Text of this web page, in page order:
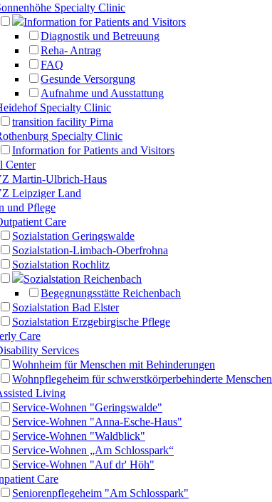
Specialty Clinic
Information for Patients and Visitors
Diagnostik und Betreuung
Reha- Antrag
FAQ
Gesunde Versorgung
Aufnahme und Ausstattung
Specialty Clinic
transition facility Pirna
Specialty Clinic
Information for Patients and Visitors
Center
Martin-Ulbrich-Haus
Leipziger Land
und Pflege
Care
Sozialstation Geringswalde
Sozialstation-Limbach-Oberfrohna
Sozialstation Rochlitz
Sozialstation Reichenbach
Begegnungsstätte Reichenbach
Sozialstation Bad Elster
Sozialstation Erzgebirgische Pflege
Care
Services
Wohnheim für Menschen mit Behinderungen
Wohnpflegeheim für schwerstkörperbehinderte Menschen
Living
Service-Wohnen "Geringswalde"
Service-Wohnen "Anna-Esche-Haus"
Service-Wohnen "Waldblick"
Service-Wohnen „Am Schlosspark“
Service-Wohnen "Auf dr' Höh"
Care
Seniorenpflegeheim "Am Schlosspark"